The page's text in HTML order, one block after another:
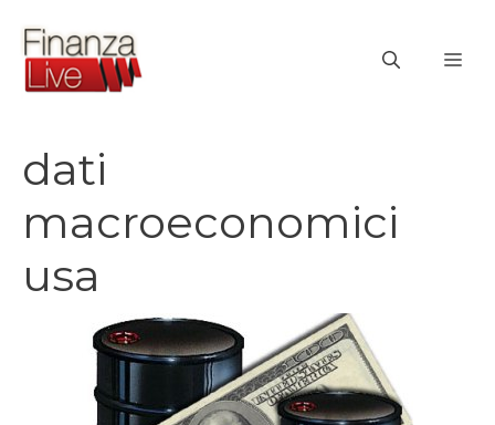
contenuto
dati
macroeconomici
usa